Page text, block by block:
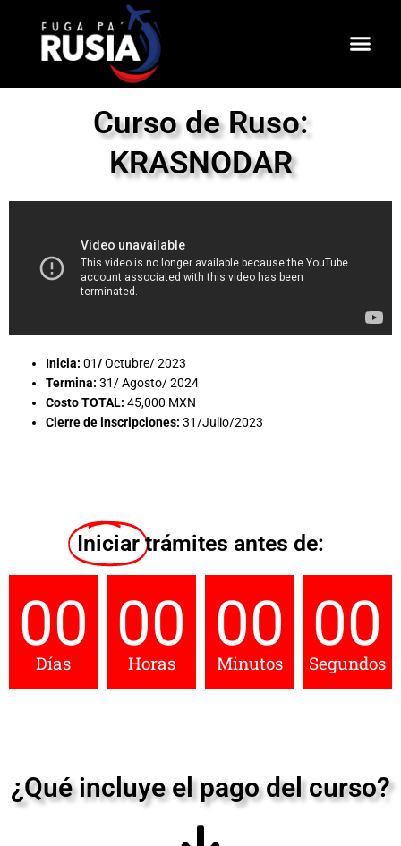
contenido
Curso de Ruso:
KRASNODAR
Inicia:01/Octubre/ 2023
Termina: 31/ Agosto/ 2024
Costo TOTAL: 45,000 MXN
Cierre de inscripciones: 31/Julio/2023
Iniciar trámites antes de:
00
Días
00
Horas
00
Minutos
00
Segundos
¿Qué incluye el pago del curso?